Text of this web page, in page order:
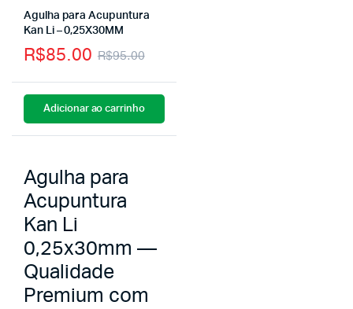
Agulha para Acupuntura
Kan Li – 0,25X30MM
R$95.00
R$85.00
Adicionar ao carrinho
Agulha para
Acupuntura
Kan Li
0,25x30mm —
Qualidade
Premium com